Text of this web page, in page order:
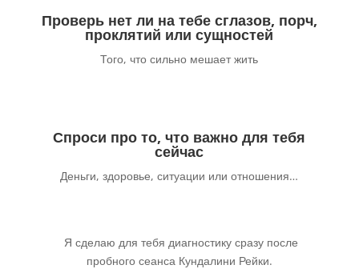
Проверь нет ли на тебе сглазов, порч,
проклятий или сущностей
Того, что сильно мешает жить
Спроси про то, что важно для тебя
сейчас
Деньги, здоровье, ситуации или отношения…
Я сделаю для тебя диагностику сразу после
пробного сеанса Кундалини Рейки.